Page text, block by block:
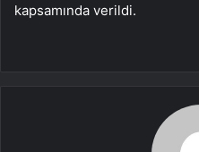
kapsamında verildi.